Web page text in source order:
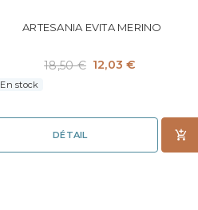
ARTESANIA EVITA MERINO
18,50 € 12,03 €
En stock
DÉTAIL